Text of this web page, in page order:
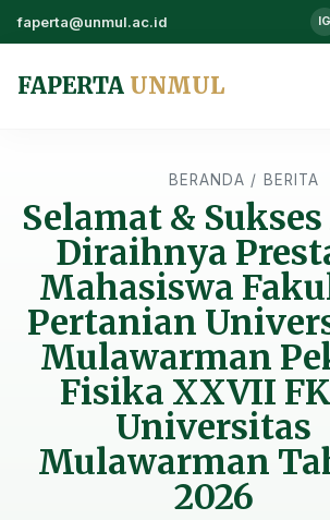
faperta@unmul.ac.id IG
FAPERTA UNMUL
BERANDA / BERITA
Selamat &
Diraihnya
Mahasiswa
Pertanian
Mulawarman
Fisika XXVII
Universitas
Mulawarman
2026